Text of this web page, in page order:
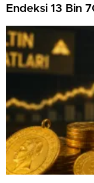
Endeksi 13 Bin